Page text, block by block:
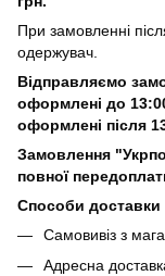
При замовленні
одержувач.
Відправляємо
оформлені до
оформлені після
Замовлення
повної
Способи доставки
Самовивіз з
Адресна